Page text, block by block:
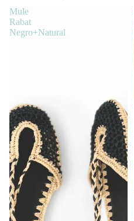
Mule
Rabat
Negro+Natural